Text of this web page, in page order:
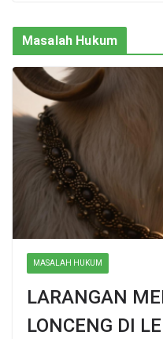
Masalah Hukum
MASALAH HUKUM
LARANGAN
LONCENG DI